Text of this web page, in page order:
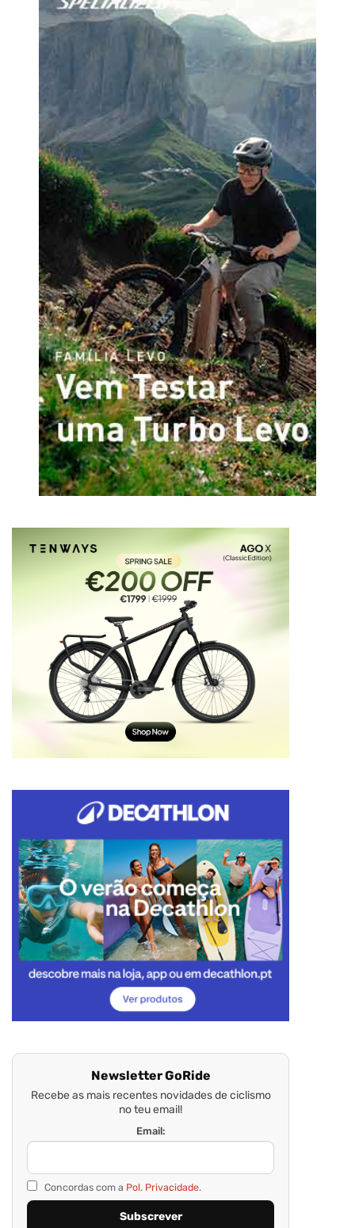
Newsletter GoRide
Recebe as mais recentes novidades de ciclismo
no teu email!
Email:
Concordas com a Pol. Privacidade.